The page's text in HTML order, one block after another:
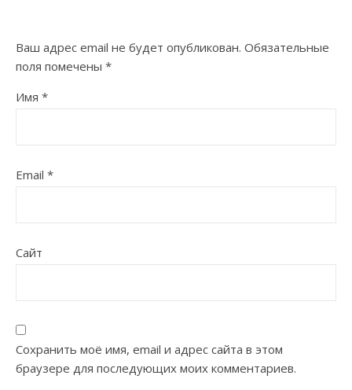
Ваш адрес email не будет опубликован. Обязательные
поля помечены *
Имя *
Email *
Сайт
Сохранить моё имя, email и адрес сайта в этом
браузере для последующих моих комментариев.